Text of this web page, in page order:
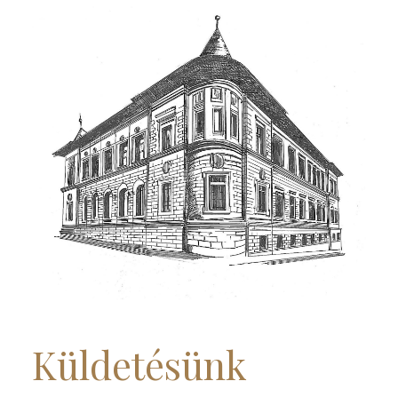
Küldetésünk